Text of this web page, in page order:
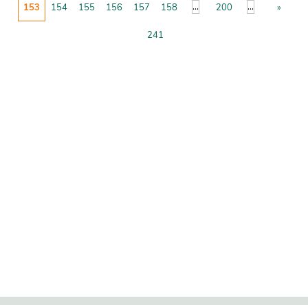
153 154 155 156 157 158 ... 200 ... »
241